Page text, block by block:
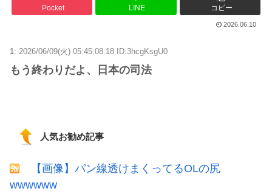
Pocket LINE コピー
2026.06.10
1: 2026/06/09(火) 05:45:08.18 ID:3hcgKsgU0
もう終わりだよ、日本の司法
人気お勧め記事
【画像】パン線透けまくってるOLの尻
wwwwww